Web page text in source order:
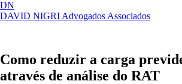
DN
DAVID NIGRI Advogados Associados
Artigos, sentenças, áreas de atuação,
Como reduzir a carga
através de análise do RAT